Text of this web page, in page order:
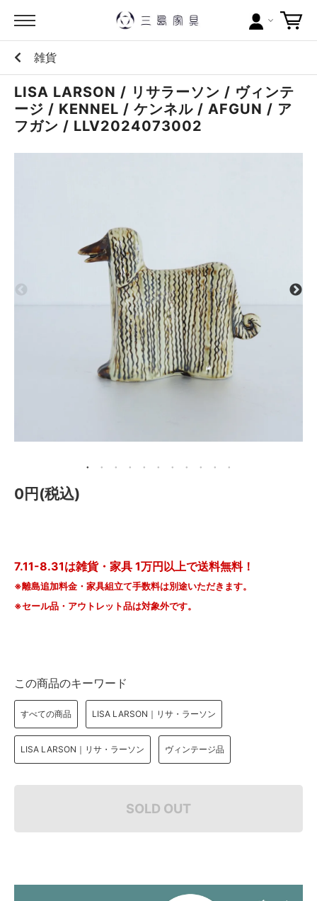
カテゴリー
ブランドから探す
問い合わせ
ポイントについて
配送料について
ラッピングについて
雑貨
LISA LARSON / リサラーソン / ヴィンテ
ージ / KENNEL / ケンネル / AFGUN / ア
フガン / LLV2024073002
0円(税込)
7.11-8.31は雑貨・家具 1万円以上で送料無料！
※離島追加料金・家具組立て手数料は別途いただきます。
※セール品・アウトレット品は対象外です。
この商品のキーワード
すべての商品 LISA LARSON｜リサ・ラーソン
LISA LARSON｜リサ・ラーソン ヴィンテージ品
SOLD OUT